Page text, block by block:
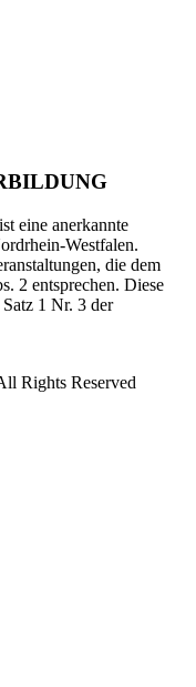
eine anerkannte
Westfalen.
die dem
2 entsprechen. Diese
1 Nr. 3 der
Rights Reserved